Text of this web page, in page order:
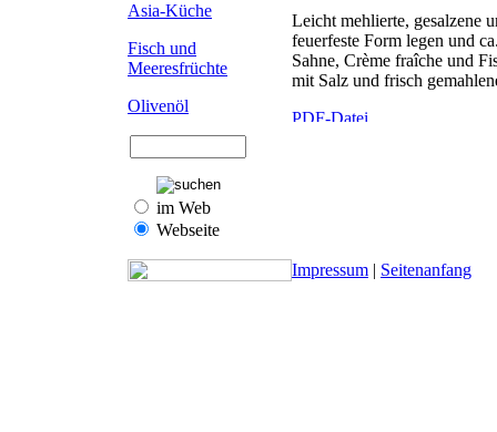
Asia-Küche
Fisch und
Meeresfrüchte
Olivenöl
im Web
Webseite
Leicht mehlierte, gesalzene
feuerfeste Form legen und
Sahne, Crème fraîche und
mit Salz und frisch
Impressum | Seitenanfang